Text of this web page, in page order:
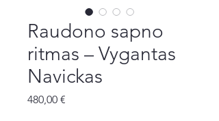
Raudono sapno
ritmas – Vygantas
Navickas
480,00 €